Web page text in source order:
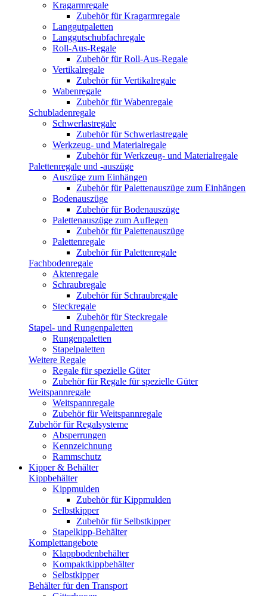
Kragarmregale
Zubehör für Kragarmregale
Langgutpaletten
Langgutschubfachregale
Roll-Aus-Regale
Zubehör für Roll-Aus-Regale
Vertikalregale
Zubehör für Vertikalregale
Wabenregale
Zubehör für Wabenregale
Schubladenregale
Schwerlastregale
Zubehör für Schwerlastregale
Werkzeug- und Materialregale
Zubehör für Werkzeug- und Materialregale
Palettenregale und -auszüge
Auszüge zum Einhängen
Zubehör für Palettenauszüge zum Einhängen
Bodenauszüge
Zubehör für Bodenauszüge
Palettenauszüge zum Auflegen
Zubehör für Palettenauszüge
Palettenregale
Zubehör für Palettenregale
Fachbodenregale
Aktenregale
Schraubregale
Zubehör für Schraubregale
Steckregale
Zubehör für Steckregale
Stapel- und Rungenpaletten
Rungenpaletten
Stapelpaletten
Weitere Regale
Regale für spezielle Güter
Zubehör für Regale für spezielle Güter
Weitspannregale
Weitspannregale
Zubehör für Weitspannregale
Zubehör für Regalsysteme
Absperrungen
Kennzeichnung
Rammschutz
Kipper & Behälter
Kippbehälter
Kippmulden
Zubehör für Kippmulden
Selbstkipper
Zubehör für Selbstkipper
Stapelkipp-Behälter
Komplettangebote
Klappbodenbehälter
Kompaktkippbehälter
Selbstkipper
Behälter für den Transport